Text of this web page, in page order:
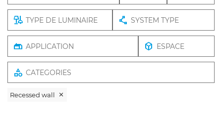
CATEGORIES
APPLICATION ESPACE
TYPE DE LUMINAIRE SYSTEM TYPE
Recessed wall 